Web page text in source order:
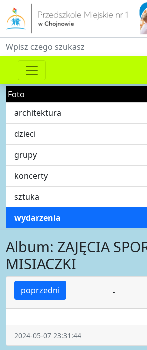
Fraza do wyszukiwania
Foto
architektura
dzieci
grupy
koncerty
sztuka
wydarzenia
Album: ZAJĘCIA
MISIACZKI
poprzedni .
2024-05-07 23:31:44